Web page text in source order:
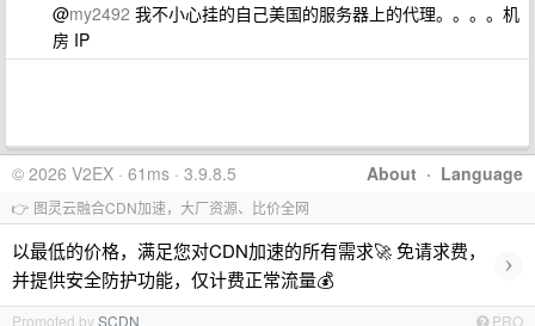
@my2492 我不小心挂的自己美国的服务器上的代理。。。。机
房 IP
About · Language
© 2026 V2EX · 61ms · 3.9.8.5
👉 图灵云融合CDN加速，大厂资源、比价全网
以最低的价格，满足您对CDN加速的所有需求🚀 免请求费，
并提供安全防护功能，仅计费正常流量💰
›
Promoted bySCDN PRO